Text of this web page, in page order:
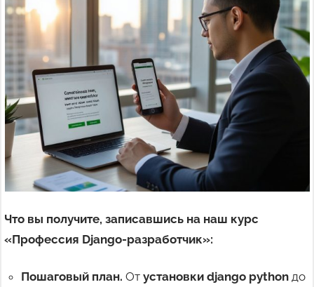
Что вы получите, записавшись на наш курс
«Профессия Django-разработчик»:
Пошаговый план. Отустановки django python до